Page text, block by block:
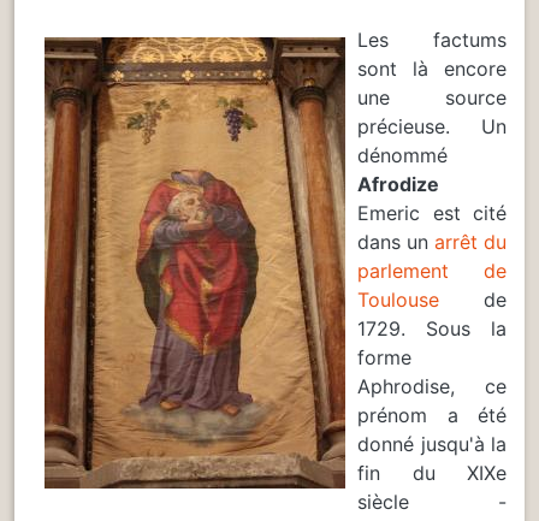
Les factums
sont là encore
une source
précieuse. Un
dénommé
Afrodize
Emeric est cité
dans un arrêt du
parlement de
Toulouse de
1729. Sous la
forme
Aphrodise, ce
prénom a été
donné jusqu'à la
fin du XIXe
siècle -